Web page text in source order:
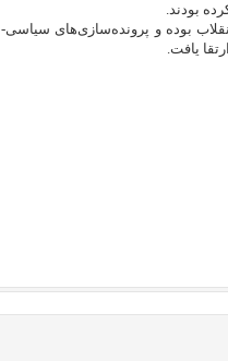
بودند.
و رئیس دفتر شعبه‌ی ۲۶ دادگاه انقلاب بوده و پرونده‌سازی‌های سیاسی-
یافت.